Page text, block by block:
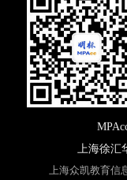
上海徐汇
上海众凯教育信